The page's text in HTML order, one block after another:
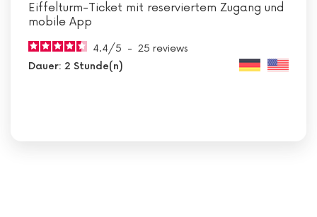
Eiffelturm-Ticket mit reserviertem Zugang und
mobile App
4.4/5 - 25 reviews
Dauer: 2 Stunde(n)